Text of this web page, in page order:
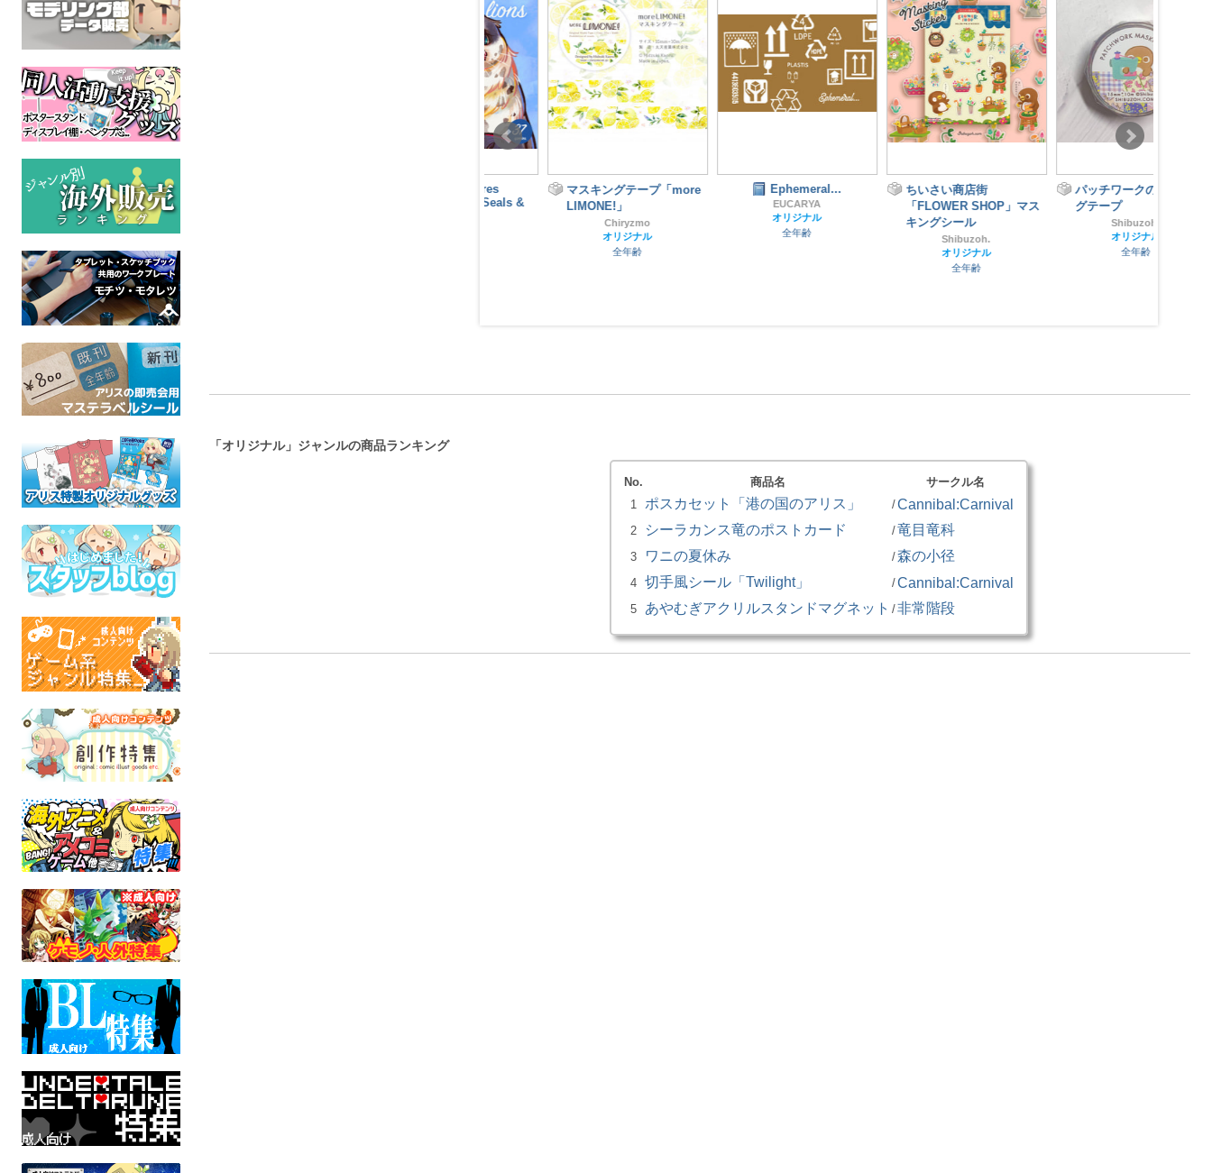
Little Natures
vol.02 Horse
全年齢
53×78mm四角形缶バッ
ジ・夜風の旅路（安全ピ
マスキングテープ「more
LIMONE!」
Ephemeral...
ちいさい商店街
「FLOWER SHOP」マス
キングシール
パッチワークのマスキン
グテープ
「オリジナル」ジャンルの商品ランキング
No. 商品名
サークル名
1
ポスカセット「港の国のアリス」 /Cannibal:Carnival
2 シーラカンス竜のポストカード /竜目竜科
3 ワニの夏休み /森の小径
4 切手風シール「Twilight」 /Cannibal:Carnival
5 あやむぎアクリルスタンドマグネット /非常階段